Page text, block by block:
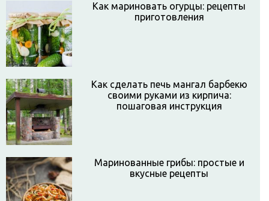
Как мариновать огурцы: рецепты
приготовления
Как сделать печь мангал барбекю
своими руками из кирпича:
пошаговая инструкция
Маринованные грибы: простые и
вкусные рецепты